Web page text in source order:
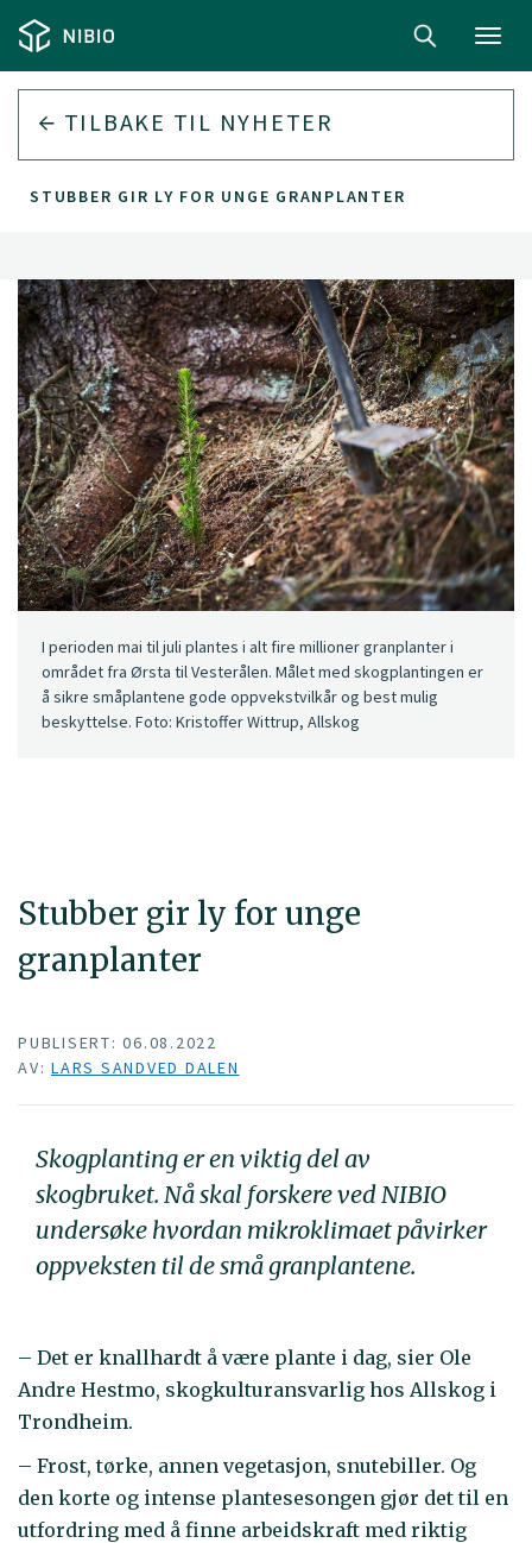
TILBAKE TIL NYHETER
STUBBER GIR LY FOR UNGE GRANPLANTER
Stubber gir ly for unge
granplanter
I perioden mai til juli plantes i alt fire millioner granplanter i
området fra Ørsta til Vesterålen. Målet med skogplantingen er
å sikre småplantene gode oppvekstvilkår og best mulig
beskyttelse. Foto: Kristoffer Wittrup, Allskog
PUBLISERT: 06.08.2022
AV: LARS SANDVED DALEN
Skogplanting er en viktig del av
skogbruket. Nå skal forskere ved NIBIO
undersøke hvordan mikroklimaet påvirker
oppveksten til de små granplantene.
– Det er knallhardt å være plante i dag, sier Ole
Andre Hestmo, skogkulturansvarlig hos Allskog i
Trondheim.
– Frost, tørke, annen vegetasjon, snutebiller. Og
den korte og intense plantesesongen gjør det til en
utfordring med å finne arbeidskraft med riktig